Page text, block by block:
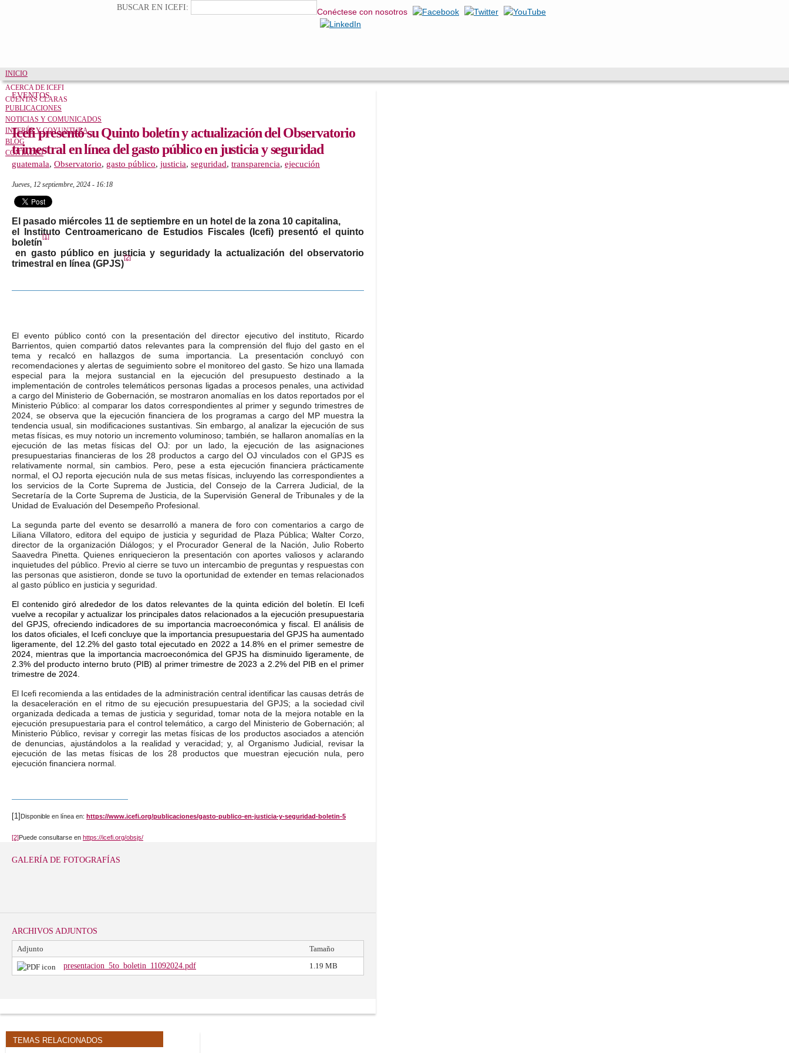
contenido
principal
Conéctese con nosotros
Formulario de búsqueda
BUSCAR EN ICEFI:
INICIO
ACERCA DE ICEFI
CUENTAS CLARAS
PUBLICACIONES
NOTICIAS Y COMUNICADOS
INTERÉS Y COYUNTURA
BLOG
CONTACTO
EVENTOS
Icefi presentó su Quinto boletín y actualización del Observatorio
trimestral en línea del gasto público en justicia y seguridad
guatemala, Observatorio, gasto público, justicia, seguridad, transparencia, ejecución
jueves, 12 septiembre, 2024 - 16:18
El pasado miércoles 11 de septiembre en un hotel de la zona 10 capitalina,
el Instituto Centroamericano de Estudios Fiscales (Icefi) presentó el quinto
boletín
[1]
en gasto público en justicia y seguridady la actualización del observatorio
trimestral en línea (GPJS)
[2]
El evento público contó con la presentación del director ejecutivo del instituto, Ricardo
Barrientos, quien compartió datos relevantes para la comprensión del flujo del gasto en el
tema y recalcó en hallazgos de suma importancia. La presentación concluyó con
recomendaciones y alertas de seguimiento sobre el monitoreo del gasto. Se hizo una llamada
especial para la mejora sustancial en la ejecución del presupuesto destinado a la
implementación de controles telemáticos personas ligadas a procesos penales, una actividad
a cargo del Ministerio de Gobernación, se mostraron anomalías en los datos reportados por el
Ministerio Público: al comparar los datos correspondientes al primer y segundo trimestres de
2024, se observa que la ejecución financiera de los programas a cargo del MP muestra la
tendencia usual, sin modificaciones sustantivas. Sin embargo, al analizar la ejecución de sus
metas físicas, es muy notorio un incremento voluminoso; también, se hallaron anomalías en la
ejecución de las metas físicas del OJ: por un lado, la ejecución de las asignaciones
presupuestarias financieras de los 28 productos a cargo del OJ vinculados con el GPJS es
relativamente normal, sin cambios. Pero, pese a esta ejecución financiera prácticamente
normal, el OJ reporta ejecución nula de sus metas físicas, incluyendo las correspondientes a
los servicios de la Corte Suprema de Justicia, del Consejo de la Carrera Judicial, de la
Secretaría de la Corte Suprema de Justicia, de la Supervisión General de Tribunales y de la
Unidad de Evaluación del Desempeño Profesional.
La segunda parte del evento se desarrolló a manera de foro con comentarios a cargo de
Liliana Villatoro, editora del equipo de justicia y seguridad de Plaza Pública; Walter Corzo,
director de la organización Diálogos; y el Procurador General de la Nación, Julio Roberto
Saavedra Pinetta. Quienes enriquecieron la presentación con aportes valiosos y aclarando
inquietudes del público. Previo al cierre se tuvo un intercambio de preguntas y respuestas con
las personas que asistieron, donde se tuvo la oportunidad de extender en temas relacionados
al gasto público en justicia y seguridad.
El contenido giró alrededor de los datos relevantes de la quinta edición del boletín. El Icefi
vuelve a recopilar y actualizar los principales datos relacionados a la ejecución presupuestaria
del GPJS, ofreciendo indicadores de su importancia macroeconómica y fiscal. El análisis de
los datos oficiales, el Icefi concluye que la importancia presupuestaria del GPJS ha aumentado
ligeramente, del 12.2% del gasto total ejecutado en 2022 a 14.8% en el primer semestre de
2024, mientras que la importancia macroeconómica del GPJS ha disminuido ligeramente, de
2.3% del producto interno bruto (PIB) al primer trimestre de 2023 a 2.2% del PIB en el primer
trimestre de 2024.
El Icefi recomienda a las entidades de la administración central identificar las causas detrás de
la desaceleración en el ritmo de su ejecución presupuestaria del GPJS; a la sociedad civil
organizada dedicada a temas de justicia y seguridad, tomar nota de la mejora notable en la
ejecución presupuestaria para el control telemático, a cargo del Ministerio de Gobernación; al
Ministerio Público, revisar y corregir las metas físicas de los productos asociados a atención
de denuncias, ajustándolos a la realidad y veracidad; y, al Organismo Judicial, revisar la
ejecución de las metas físicas de los 28 productos que muestran ejecución nula, pero
ejecución financiera normal.
[1] Disponible en línea en: https://www.icefi.org/publicaciones/gasto-publico-en-justicia-y-seguridad-boletin-5
[2]Puede consultarse en https://icefi.org/obsjs/
GALERÍA DE FOTOGRAFÍAS
ARCHIVOS ADJUNTOS
Adjunto
Tamaño
presentacion_5to_boletin_11092024.pdf
1.19 MB
TEMAS RELACIONADOS